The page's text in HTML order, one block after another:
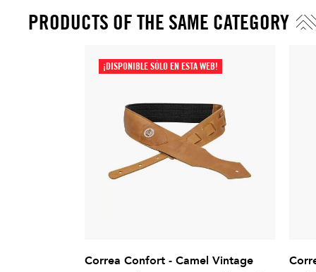
PRODUCTS OF THE SAME CATEGORY
¡DISPONIBLE SÓLO EN ESTA WEB!
Correa Confort - Camel Vintage